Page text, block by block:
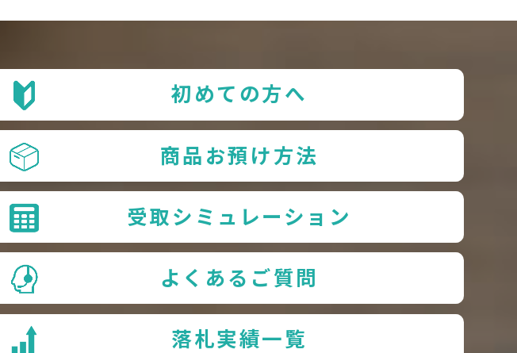
初めての方へ
商品お預け方法
受取シミュレーション
よくあるご質問
落札実績一覧